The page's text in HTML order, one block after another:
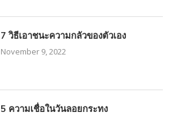
7 วิธีเอาชนะความกลัวของตัวเอง
November 9, 2022
5 ความเชื่อในวันลอยกระทง